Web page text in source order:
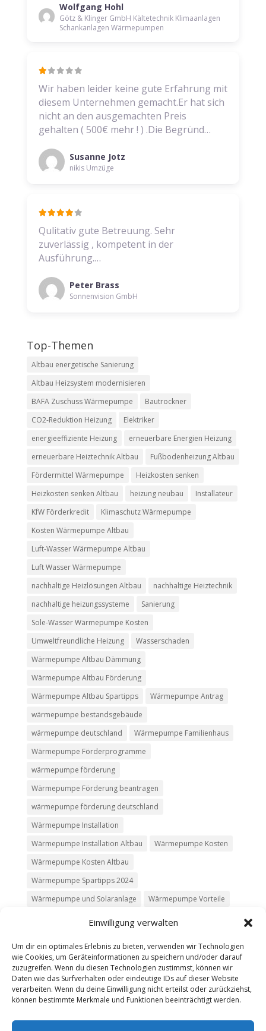
Einwilligung verwalten
Um dir ein optimales Erlebnis zu bieten, verwenden wir Technologien
wie Cookies, um Geräteinformationen zu speichern und/oder darauf
zuzugreifen. Wenn du diesen Technologien zustimmst, können wir
Daten wie das Surfverhalten oder eindeutige IDs auf dieser Website
verarbeiten. Wenn du deine Einwilligung nicht erteilst oder zurückziehst,
können bestimmte Merkmale und Funktionen beeinträchtigt werden.
Wolfgang Hohl
Götz & Klinger GmbH Kältetechnik Klimaanlagen
Schankanlagen Wärmepumpen
Wir haben leider keine gute Erfahrung mit
diesem Unternehmen gemacht.Er hat sich
nicht an den ausgemachten Preis
gehalten ( 500€ mehr ! ) .Die Begründ…
Susanne Jotz
nikis Umzüge
Qulitativ gute Betreuung. Sehr
zuverlässig , kompetent in der
Ausführung.…
Peter Brass
Sonnenvision GmbH
Top-Themen
Altbau energetische Sanierung
Altbau Heizsystem modernisieren
BAFA Zuschuss Wärmepumpe
Bautrockner
CO2-Reduktion Heizung
Elektriker
energieeffiziente Heizung
erneuerbare Energien Heizung
erneuerbare Heiztechnik Altbau
Fußbodenheizung Altbau
Fördermittel Wärmepumpe
Heizkosten senken
Heizkosten senken Altbau
heizung neubau
Installateur
KfW Förderkredit
Klimaschutz Wärmepumpe
Kosten Wärmepumpe Altbau
Luft-Wasser Wärmepumpe Altbau
Luft Wasser Wärmepumpe
nachhaltige Heizlösungen Altbau
nachhaltige Heiztechnik
nachhaltige heizungssysteme
Sanierung
Sole-Wasser Wärmepumpe Kosten
Umweltfreundliche Heizung
Wasserschaden
Wärmepumpe Altbau Dämmung
Wärmepumpe Altbau Förderung
Wärmepumpe Altbau Spartipps
Wärmepumpe Antrag
wärmepumpe bestandsgebäude
wärmepumpe deutschland
Wärmepumpe Familienhaus
Wärmepumpe Förderprogramme
wärmepumpe förderung
Wärmepumpe Förderung beantragen
wärmepumpe förderung deutschland
Wärmepumpe Installation
Wärmepumpe Installation Altbau
Wärmepumpe Kosten
Wärmepumpe Kosten Altbau
Wärmepumpe Spartipps 2024
Wärmepumpe und Solaranlage
Wärmepumpe Vorteile
Kontakt Impressum
Datenschutz
Werbung buchen
AGB
Copyright 2025-2026 | Web24 Consulting AVO UG |
Alle Rechte vorbehalten *Werbehinweis: Die ist ein